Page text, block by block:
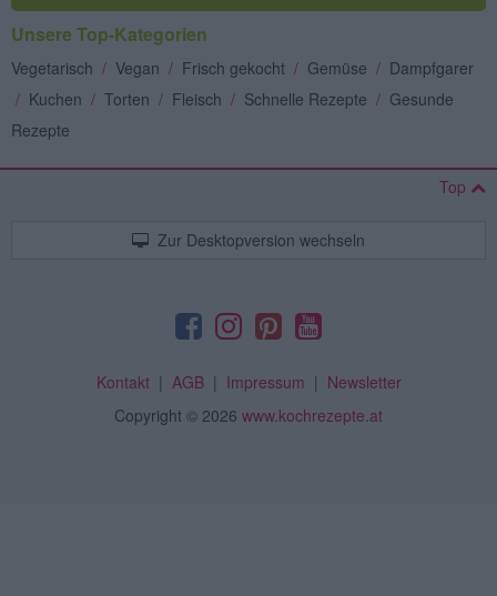
Unsere Top-Kategorien
Vegetarisch / Vegan / Frisch gekocht / Gemüse / Dampfgarer
/ Kuchen / Torten / Fleisch / Schnelle Rezepte / Gesunde
Rezepte
Top
Zur Desktopversion wechseln
Kontakt| AGB| Impressum | Newsletter
Copyright © 2026 www.kochrezepte.at